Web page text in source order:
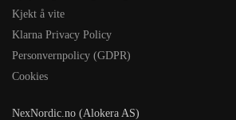
Kjekt å vite
Klarna Privacy Policy
Personvernpolicy (GDPR)
Cookies
NexNordic.no (Alokera AS)